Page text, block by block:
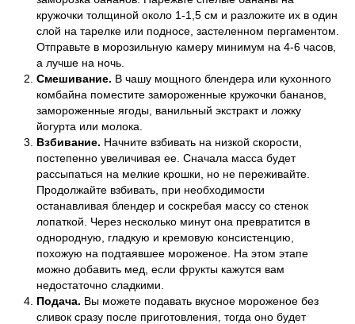
кружочки толщиной около 1-1,5 см и разложите их в один
слой на тарелке или подносе, застеленном пергаментом.
Отправьте в морозильную камеру минимум на 4-6 часов,
а лучше на ночь.
Смешивание. В чашу мощного блендера или кухонного
комбайна поместите замороженные кружочки бананов,
замороженные ягоды, ванильный экстракт и ложку
йогурта или молока.
Взбивание. Начните взбивать на низкой скорости,
постепенно увеличивая ее. Сначала масса будет
рассыпаться на мелкие крошки, но не переживайте.
Продолжайте взбивать, при необходимости
останавливая блендер и соскребая массу со стенок
лопаткой. Через несколько минут она превратится в
однородную, гладкую и кремовую консистенцию,
похожую на подтаявшее мороженое. На этом этапе
можно добавить мед, если фрукты кажутся вам
недостаточно сладкими.
Подача. Вы можете подавать вкусное мороженое без
сливок сразу после приготовления, тогда оно будет